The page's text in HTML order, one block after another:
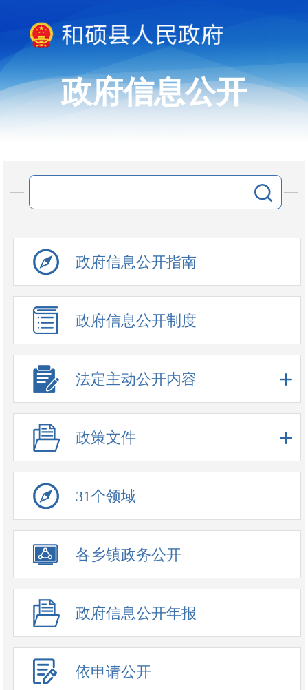
政府信息公开
政府信息公开指南
政府信息公开制度
法定主动公开内容
政策文件
31个领域
各乡镇政务公开
政府信息公开年报
依申请公开